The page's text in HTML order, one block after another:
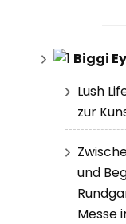
Biggi
Lush
zur
und
Messe